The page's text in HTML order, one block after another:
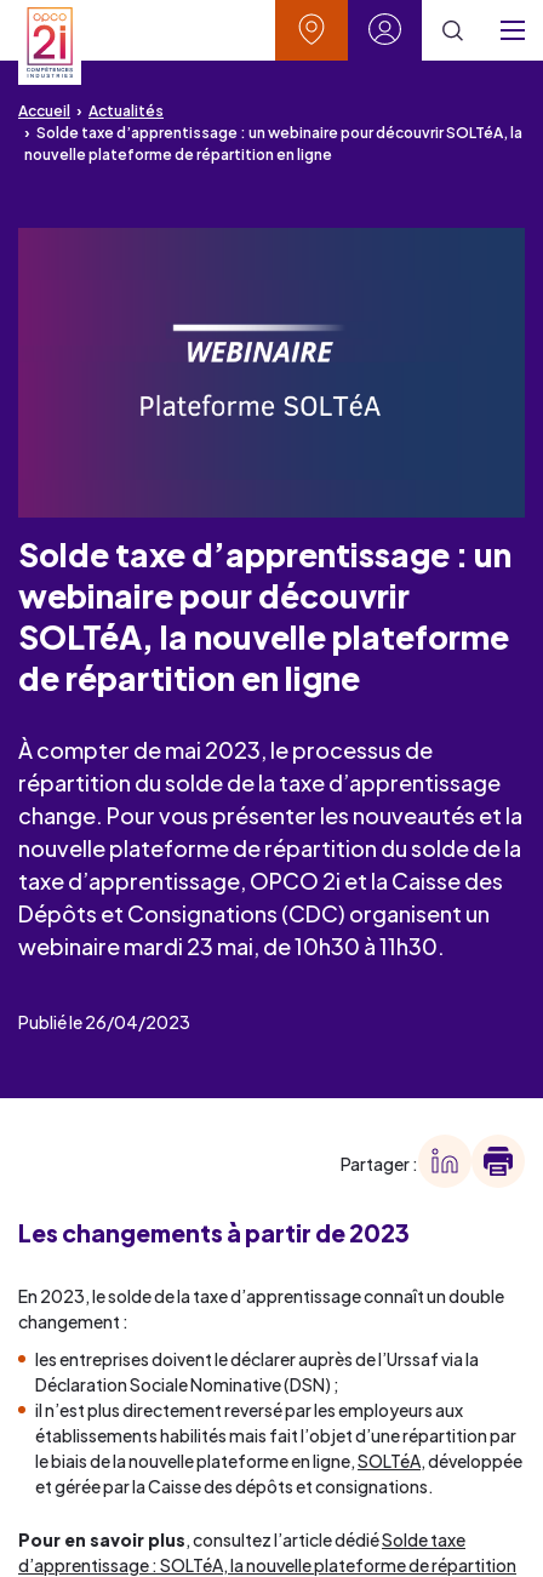
Aller au contenu
Aller à la recherche
Aller au menu
Aller au pied de page
Accueil
Actualités
Solde taxe d’apprentissage : un webinaire pour découvrir SOLTéA, la
nouvelle plateforme de répartition en ligne
Solde taxe d’apprentissage : un
webinaire pour découvrir
SOLTéA, la nouvelle plateforme
de répartition en ligne
À compter de mai 2023, le processus de
répartition du solde de la taxe d’apprentissage
change. Pour vous présenter les nouveautés et la
nouvelle plateforme de répartition du solde de la
taxe d’apprentissage, OPCO 2i et la Caisse des
Dépôts et Consignations (CDC) organisent un
webinaire mardi 23 mai, de 10h30 à 11h30.
Publié le 26/04/2023
Partager :
Les changements à partir de 2023
En 2023, le solde de la taxe d’apprentissage connaît un double
changement :
les entreprises doivent le déclarer auprès de l’Urssaf via la
Déclaration Sociale Nominative (DSN) ;
il n’est plus directement reversé par les employeurs aux
établissements habilités mais fait l’objet d’une répartition par
le biais de la nouvelle plateforme en ligne,SOLTéA, développée
et gérée par la Caisse des dépôts et consignations.
Pour en savoir plus, consultez l’article dédiéSolde taxe
d’apprentissage : SOLTéA, la nouvelle plateforme de répartition